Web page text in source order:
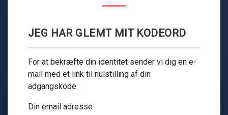
JEG HAR GLEMT MIT KODEORD
For at bekræfte din identitet sender vi dig en e-
mail med et link til nulstilling af din
adgangskode.
Din email adresse